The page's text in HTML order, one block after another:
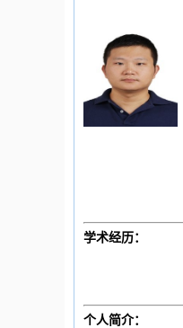
学术经历：
个人简介：